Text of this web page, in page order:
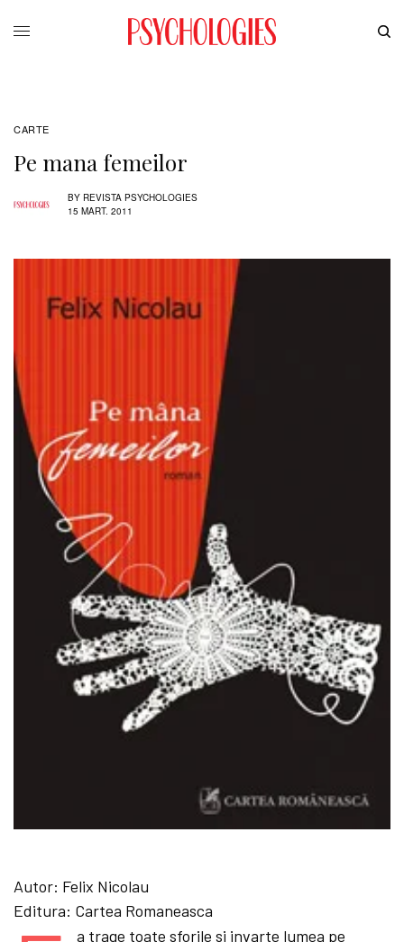
CARTE
Pe mana femeilor
BY REVISTA PSYCHOLOGIES
15 MART. 2011
Autor: Felix Nicolau
Editura: Cartea Romaneasca
a trage toate sforile si invarte lumea pe